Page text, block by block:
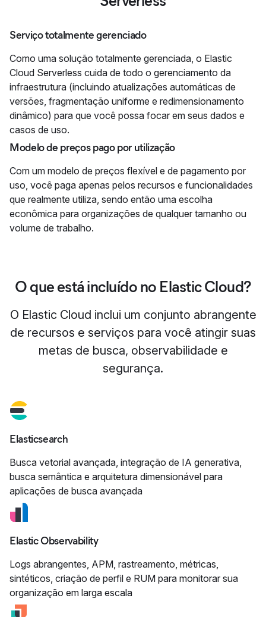
Serviço totalmente gerenciado
Como uma solução totalmente gerenciada, o Elastic
Cloud Serverless cuida de todo o gerenciamento da
infraestrutura (incluindo atualizações automáticas de
versões, fragmentação uniforme e redimensionamento
dinâmico) para que você possa focar em seus dados e
casos de uso.
Modelo de preços pago por utilização
Com um modelo de preços flexível e de pagamento por
uso, você paga apenas pelos recursos e funcionalidades
que realmente utiliza, sendo então uma escolha
econômica para organizações de qualquer tamanho ou
volume de trabalho.
O que está incluído no Elastic Cloud?
O Elastic Cloud inclui um conjunto abrangente
de recursos e serviços para você atingir suas
metas de busca, observabilidade e
segurança.
Elasticsearch
Busca vetorial avançada, integração de IA generativa,
busca semântica e arquitetura dimensionável para
aplicações de busca avançada
Elastic Observability
Logs abrangentes, APM, rastreamento, métricas,
sintéticos, criação de perfil e RUM para monitorar sua
organização em larga escala